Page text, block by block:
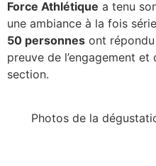
Force Athlétique a tenu
une ambiance à la fois
50 personnes ont répondu
preuve de l’engagement et
section.
Photos de la